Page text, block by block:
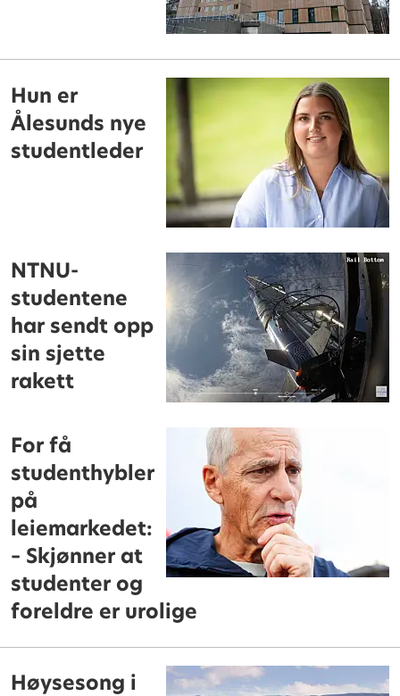
Hun er
Ålesunds nye
studentleder
NTNU-
studentene
har sendt opp
sin sjette
rakett
For få
studenthybler
på
leiemarkedet:
– Skjønner at
studenter og
foreldre er urolige
Høysesong i